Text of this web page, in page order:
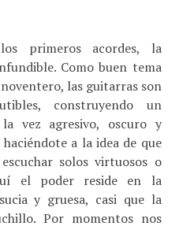
primeros acordes, la
Como buen tema
las guitarras son
construyendo un
vez agresivo, oscuro y
a la idea de que
solos virtuosos o
el poder reside en la
y gruesa, casi que la
Por momentos nos